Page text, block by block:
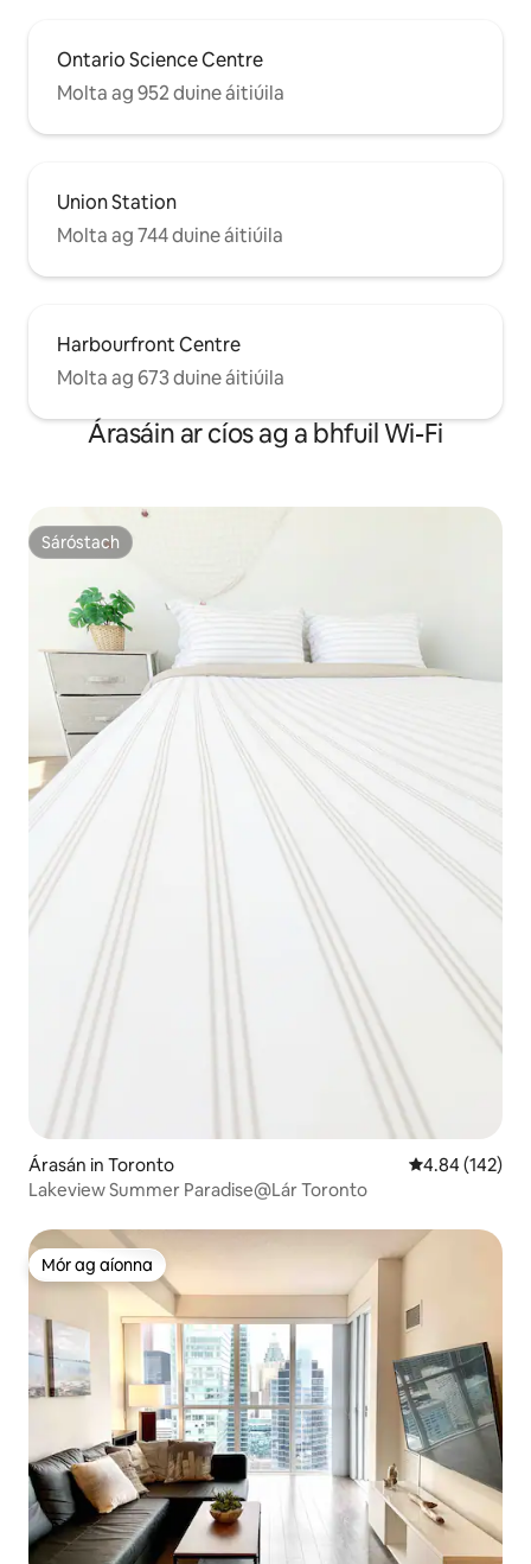
Ontario Science Centre
Molta ag 952 duine áitiúila
Union Station
Molta ag 744 duine áitiúila
Harbourfront Centre
Molta ag 673 duine áitiúila
Árasáin ar cíos ag a bhfuil Wi-Fi
Sáróstach
Sáróstach
Árasán in Toronto Meánrátáil
4.84 (142)
Lakeview Summer Paradise@Lár Toronto
Mór ag aíonna
Mór ag aíonna